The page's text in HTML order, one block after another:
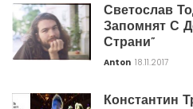
Светослав
Запомнят С
Страни”
Anton 18.11.2017
Константин